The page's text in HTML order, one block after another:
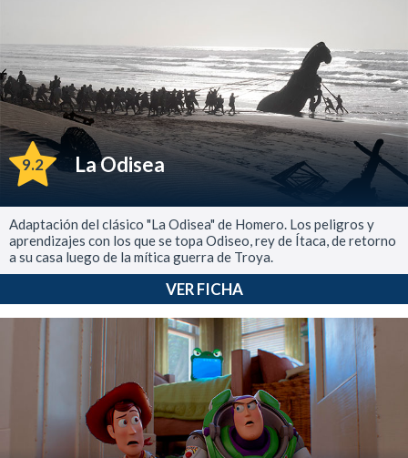
9.2 La Odisea
Adaptación del clásico "La Odisea" de Homero. Los peligros y
aprendizajes con los que se topa Odiseo, rey de Ítaca, de retorno
a su casa luego de la mítica guerra de Troya.
VER FICHA